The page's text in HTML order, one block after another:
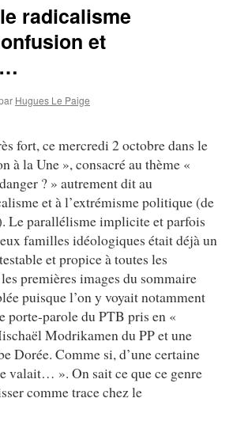
radicalisme
et
Hugues Le Paige
fort, ce mercredi 2 octobre dans le
à la Une », consacré au thème «
? » autrement dit au
et à l’extrémisme politique (de
Le parallélisme implicite et parfois
familles idéologiques était déjà un
et propice à toutes les
premières images du sommaire
puisque l’on y voyait notamment
porte-parole du PTB pris en «
Modrikamen du PP et une
Dorée. Comme si, d’une certaine
valait… ». On sait ce que ce genre
comme trace chez le